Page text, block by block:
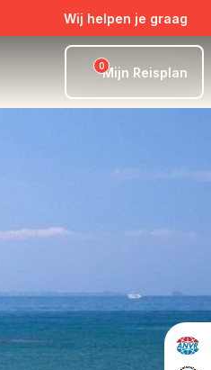
Wij helpen je graag
0Mijn Reisplan